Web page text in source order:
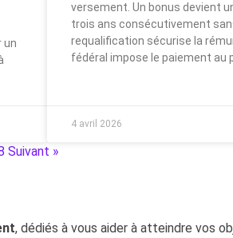
un
versement. Un bonus devient
trois ans consécutivement
requalification sécurise la
fédéral impose le paiement au
4 avril 2026
Suivant »
, dédiés à vous aider à atteindre vos